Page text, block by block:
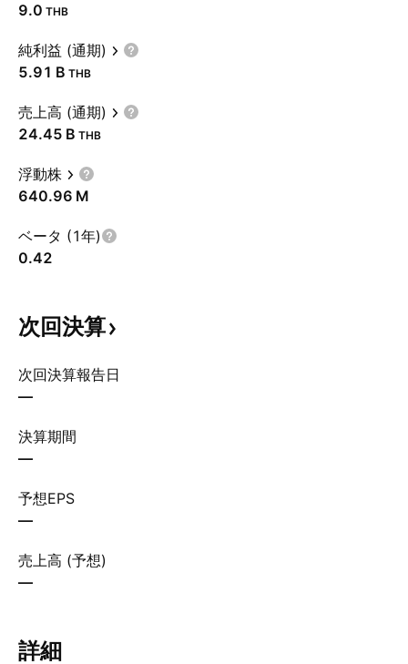
9.0 THB
純利益 (通期)
‪5.91 B‬ THB
売上高 (通期)
‪24.45 B‬ THB
浮動株
‪640.96 M‬
ベータ (1年)
0.42
次回決算
次回決算報告日
—
決算期間
—
予想EPS
—
売上高 (予想)
—
詳細